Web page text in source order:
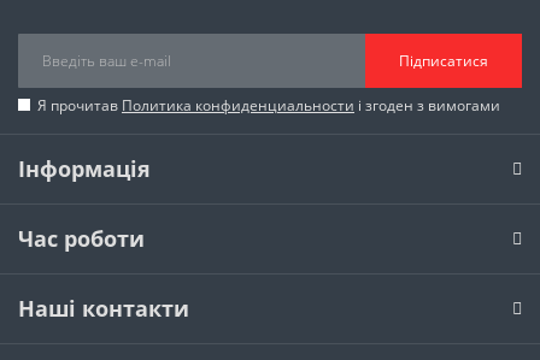
Підписатися
Я прочитав Политика конфиденциальности і згоден з вимогами
Інформація
Час роботи
Наші контакти